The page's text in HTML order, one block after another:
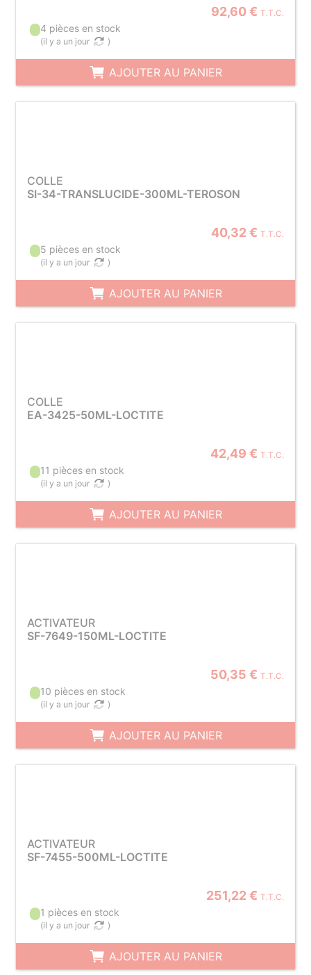
92,60 € T.T.C.
4 pièces en stock
(il y a un jour )
AJOUTER AU PANIER
COLLE
SI-34-TRANSLUCIDE-300ML-TEROSON
40,32 € T.T.C.
5 pièces en stock
(il y a un jour )
AJOUTER AU PANIER
COLLE
EA-3425-50ML-LOCTITE
42,49 € T.T.C.
11 pièces en stock
(il y a un jour )
AJOUTER AU PANIER
ACTIVATEUR
SF-7649-150ML-LOCTITE
50,35 € T.T.C.
10 pièces en stock
(il y a un jour )
AJOUTER AU PANIER
ACTIVATEUR
SF-7455-500ML-LOCTITE
251,22 € T.T.C.
1 pièces en stock
(il y a un jour )
AJOUTER AU PANIER